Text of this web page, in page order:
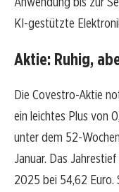
KI-gestützte
Aktie: Ruhig,
Die Covestro-Aktie
ein leichtes Plus von
unter dem 52-
Januar. Das
2025 bei 54,62 Euro.